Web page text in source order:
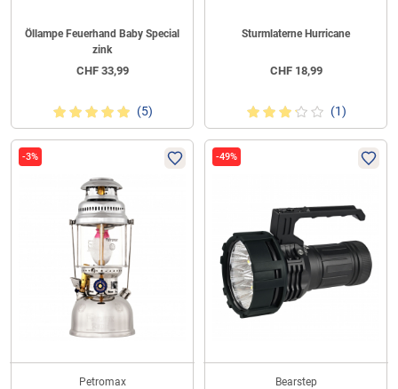
Öllampe Feuerhand Baby Special
zink
CHF33,99
(5)
Sturmlaterne Hurricane
CHF18,99
(1)
-3%
Petromax
-49%
Bearstep